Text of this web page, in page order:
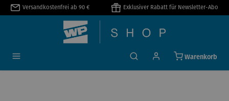
springen
Versandkostenfrei ab 90 € Exklusiver Rabatt für Newsletter-Abo
Warenkorb